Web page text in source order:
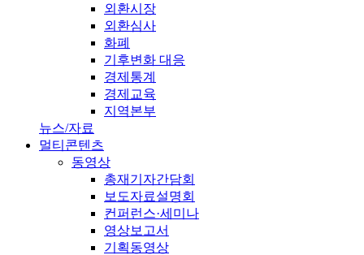
외환시장
외환심사
화폐
기후변화 대응
경제통계
경제교육
지역본부
뉴스/자료
멀티콘텐츠
동영상
총재기자간담회
보도자료설명회
컨퍼런스·세미나
영상보고서
기획동영상